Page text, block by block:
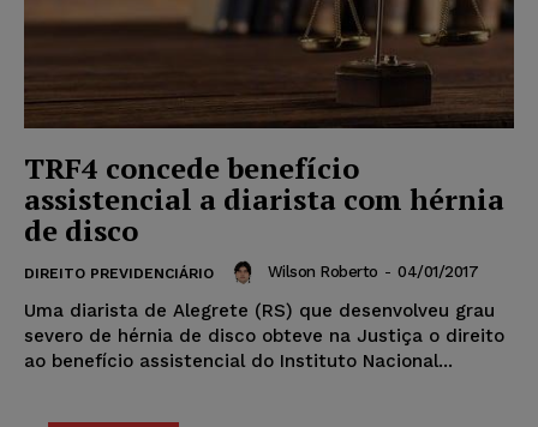
TRF4 concede benefício
assistencial a diarista com hérnia
de disco
DIREITO PREVIDENCIÁRIO Wilson Roberto - 04/01/2017
Uma diarista de Alegrete (RS) que desenvolveu grau
severo de hérnia de disco obteve na Justiça o direito
ao benefício assistencial do Instituto Nacional...